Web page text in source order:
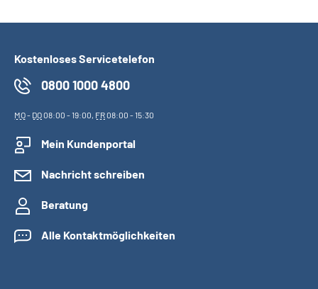
Kostenloses Servicetelefon
0800 1000 4800
MO- DO08:00 - 19:00, FR08:00 - 15:30
Mein Kundenportal
Nachricht schreiben
Beratung
Alle Kontaktmöglichkeiten